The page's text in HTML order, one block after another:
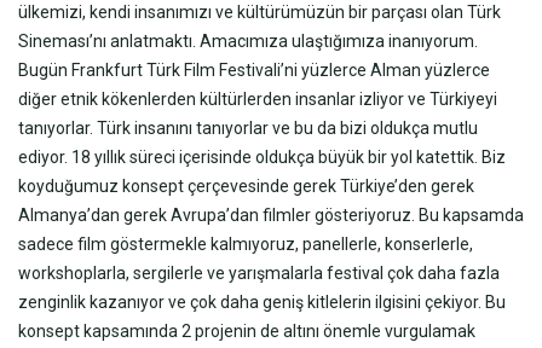
ülkemizi, kendi insanımızı ve kültürümüzün bir parçası olan Türk
Sineması’nı anlatmaktı. Amacımıza ulaştığımıza inanıyorum.
Bugün Frankfurt Türk Film Festivali’ni yüzlerce Alman yüzlerce
diğer etnik kökenlerden kültürlerden insanlar izliyor ve Türkiyeyi
tanıyorlar. Türk insanını tanıyorlar ve bu da bizi oldukça mutlu
ediyor. 18 yıllık süreci içerisinde oldukça büyük bir yol katettik. Biz
koyduğumuz konsept çerçevesinde gerek Türkiye’den gerek
Almanya’dan gerek Avrupa’dan filmler gösteriyoruz. Bu kapsamda
sadece film göstermekle kalmıyoruz, panellerle, konserlerle,
workshoplarla, sergilerle ve yarışmalarla festival çok daha fazla
zenginlik kazanıyor ve çok daha geniş kitlelerin ilgisini çekiyor. Bu
konsept kapsamında 2 projenin de altını önemle vurgulamak